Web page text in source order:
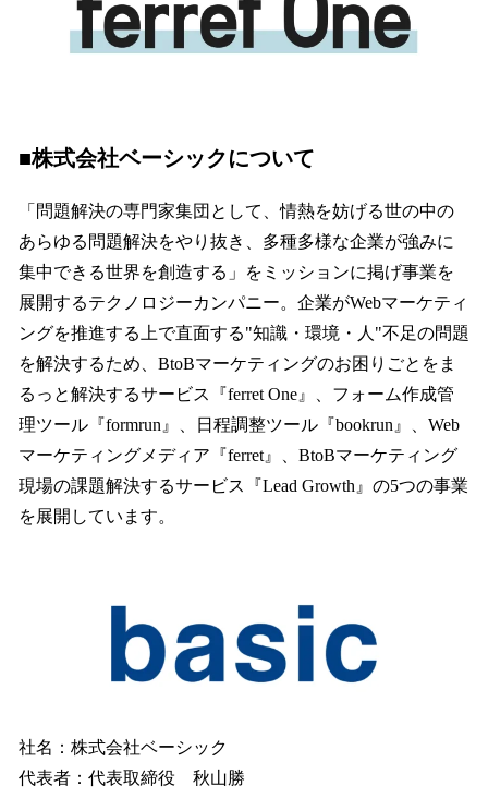
■株式会社ベーシックについて
「問題解決の専門家集団として、情熱を妨げる世の中の
あらゆる問題解決をやり抜き、多種多様な企業が強みに
集中できる世界を創造する」をミッションに掲げ事業を
展開するテクノロジーカンパニー。企業がWebマーケティ
ングを推進する上で直面する"知識・環境・人"不足の問題
を解決するため、BtoBマーケティングのお困りごとをま
るっと解決するサービス『ferret One』、フォーム作成管
理ツール『formrun』、日程調整ツール『bookrun』、Web
マーケティングメディア『ferret』、BtoBマーケティング
現場の課題解決するサービス『Lead Growth』の5つの事業
を展開しています。
社名：株式会社ベーシック
代表者：代表取締役 秋山勝